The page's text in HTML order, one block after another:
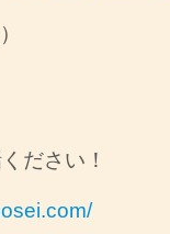
ださい！